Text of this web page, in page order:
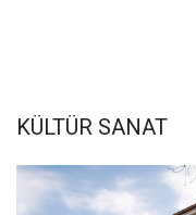
KÜLTÜR SANAT